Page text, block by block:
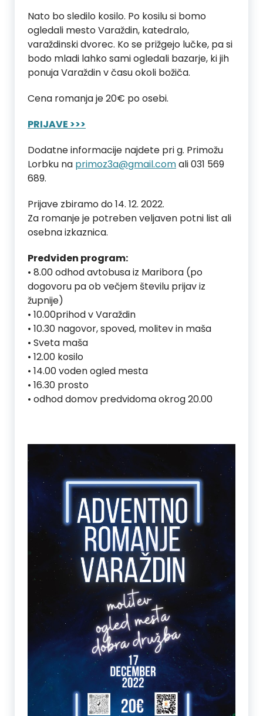
Nato bo sledilo kosilo. Po kosilu si bomo
ogledali mesto Varaždin, katedralo,
varaždinski dvorec. Ko se prižgejo lučke, pa si
bodo mladi lahko sami ogledali bazarje, ki jih
ponuja Varaždin v času okoli božiča.
Cena romanja je 20€ po osebi.
PRIJAVE >>>
Dodatne informacije najdete pri g. Primožu
Lorbku na primoz3a@gmail.comali 031 569
689.
Prijave zbiramo do 14. 12. 2022.
Za romanje je potreben veljaven potni list ali
osebna izkaznica.
Predviden program:
• 8.00 odhod avtobusa iz Maribora (po
dogovoru pa ob večjem številu prijav iz
župnije)
• 10.00prihod v Varaždin
• 10.30 nagovor, spoved, molitev in maša
• Sveta maša
• 12.00 kosilo
• 14.00 voden ogled mesta
• 16.30 prosto
• odhod domov predvidoma okrog 20.00